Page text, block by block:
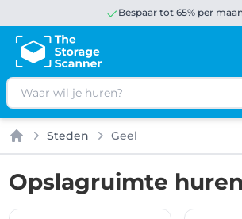
Bespaar tot 65% per
Zoeken
Home
Steden Geel
Opslagruimte